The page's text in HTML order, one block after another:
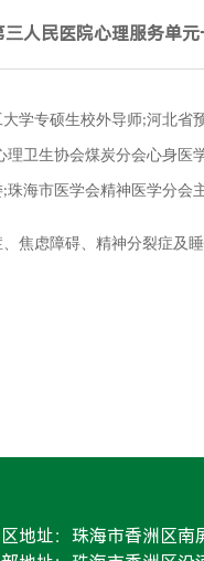
三人民医院心理服务单
学专硕生校外导师;河北省
理卫生协会煤炭分会心身医
;珠海市医学会精神医学分会
焦虑障碍、精神分裂症及睡
地址：珠海市香洲区南